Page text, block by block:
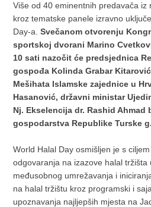
Više od 40 eminentnih predavača iz
kroz tematske panele izravno
Day-a.Svečanom otvorenju
sportskoj dvorani Marino
10 sati nazočit će predsjednica
gospođa Kolinda Grabar
Mešihata Islamske zajednice u
Hasanović, državni ministar
Nj. Ekselencija dr. Rashid Ahmad
gospodarstva Republike Turske
World Halal Day osmišljen je s
odgovaranja na izazove halal tržišta
međusobnog umrežavanja i
na halal tržištu kroz programski i
upoznavanja najljepših mjesta na